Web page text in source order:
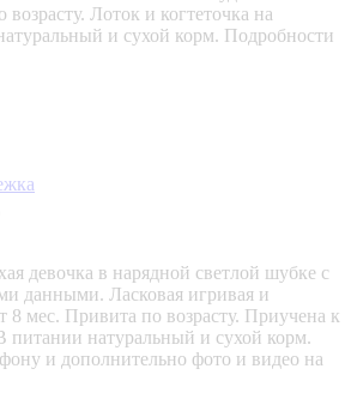
Лоток и когтеточка на
и сухой корм. Подробности
девочка в нарядной светлой шубке с
данными. Ласковая игривая и
8 мес. Привита по возрасту. Приучена к
питании натуральный и сухой корм.
и дополнительно фото и видео на